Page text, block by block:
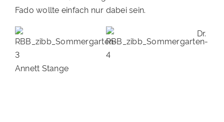
Fado wollte einfach nur dabei sein.
Dr.
Annett Stange